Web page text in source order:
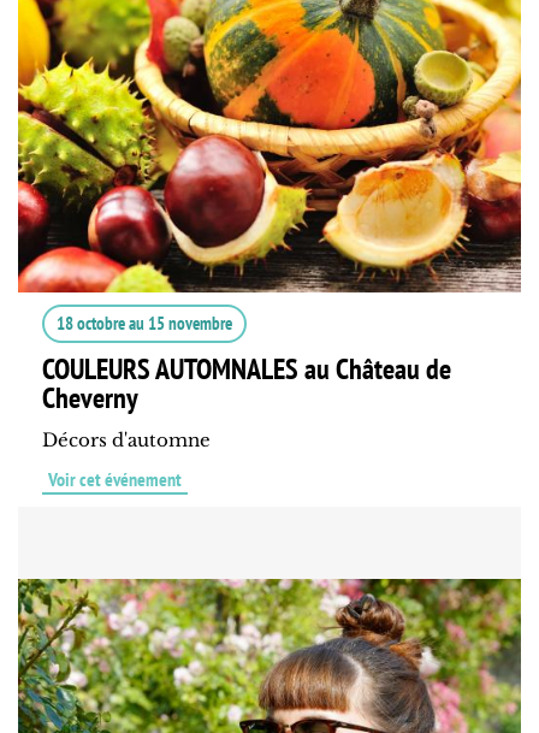
18 octobreau 15 novembre
COULEURS AUTOMNALES au Château de
Cheverny
Décors d'automne
Voir cet événement